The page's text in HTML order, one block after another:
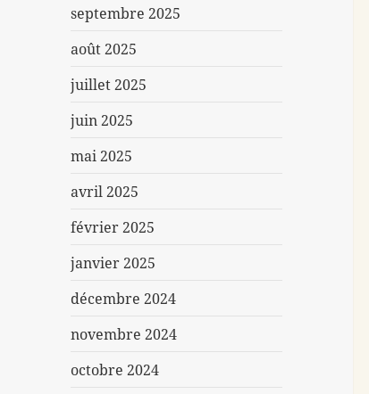
septembre 2025
août 2025
juillet 2025
juin 2025
mai 2025
avril 2025
février 2025
janvier 2025
décembre 2024
novembre 2024
octobre 2024